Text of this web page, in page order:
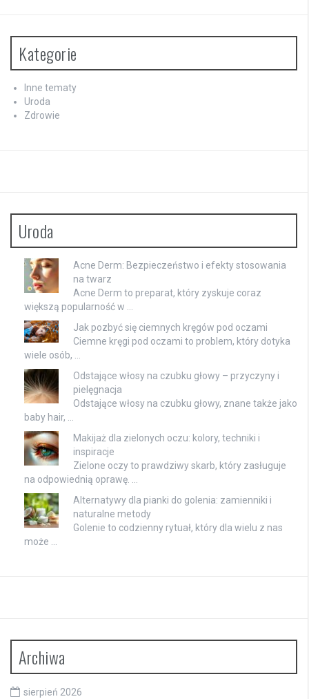
Kategorie
Inne tematy
Uroda
Zdrowie
Uroda
Acne Derm: Bezpieczeństwo i efekty stosowania
na twarz
Acne Derm to preparat, który zyskuje coraz
większą popularność w …
Jak pozbyć się ciemnych kręgów pod oczami
Ciemne kręgi pod oczami to problem, który dotyka
wiele osób, …
Odstające włosy na czubku głowy – przyczyny i
pielęgnacja
Odstające włosy na czubku głowy, znane także jako
baby hair, …
Makijaż dla zielonych oczu: kolory, techniki i
inspiracje
Zielone oczy to prawdziwy skarb, który zasługuje
na odpowiednią oprawę. …
Alternatywy dla pianki do golenia: zamienniki i
naturalne metody
Golenie to codzienny rytuał, który dla wielu z nas
może …
Archiwa
sierpień 2026